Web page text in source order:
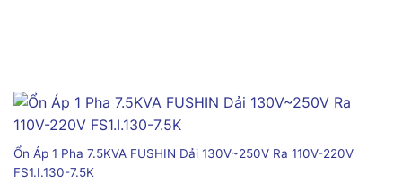
Ổn Áp 1 Pha 7.5KVA FUSHIN Dải 130V~250V Ra 110V-220V
FS1.I.130-7.5K